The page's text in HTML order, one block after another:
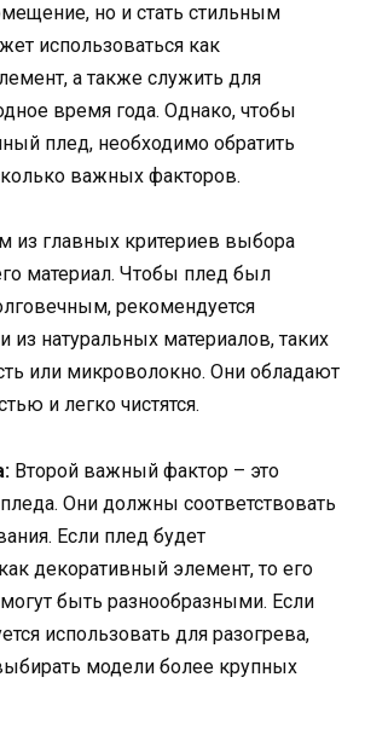
но и стать стильным
использоваться как
а также служить для
время года. Однако, чтобы
плед, необходимо обратить
важных факторов.
из главных критериев выбора
материал. Чтобы плед был
рекомендуется
из натуральных материалов, таких
или микроволокно. Они обладают
и легко чистятся.
Второй важный фактор – это
Они должны соответствовать
Если плед будет
декоративный элемент, то его
быть разнообразными. Если
использовать для разогрева,
модели более крупных